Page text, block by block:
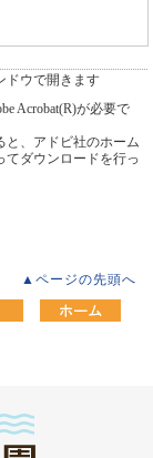
ドウで開きます
Acrobat(R)が必要で
、アドビ社のホーム
てダウンロードを行っ
▲ページの先頭へ